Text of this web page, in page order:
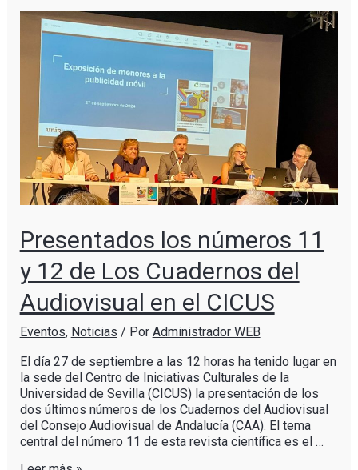
Presentados los números 11
y 12 de Los Cuadernos del
Audiovisual en el CICUS
Eventos, Noticias / Por Administrador WEB
El día 27 de septiembre a las 12 horas ha tenido lugar en
la sede del Centro de Iniciativas Culturales de la
Universidad de Sevilla (CICUS) la presentación de los
dos últimos números de los Cuadernos del Audiovisual
del Consejo Audiovisual de Andalucía (CAA). El tema
central del número 11 de esta revista científica es el …